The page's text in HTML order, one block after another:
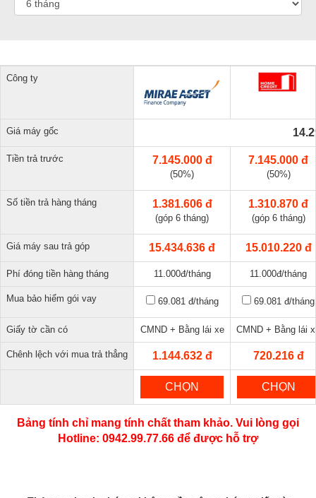
Công ty
Giá máy gốc
Tiền trả trước 7.145.000 đ
(50%)
7.145.000 đ
(50%)
Số tiền trả hàng tháng 1.381.606 đ
(góp 6 tháng)
1.310.870 đ
(góp 6 tháng)
Giá máy sau trả góp 15.434.636 đ 15.010.220 đ
Phí đóng tiền hàng tháng 11.000đ/tháng 11.000đ/tháng
Mua bảo hiểm gói vay 69.081 đ/tháng 69.081 đ/tháng
Giấy tờ cần có CMND + Bằng lái xe CMND + Bằng lái
Chênh lệch với mua trả thẳng 1.144.632 đ 720.216 đ
CHỌN CHỌN
Bảng tính chỉ mang tính chất tham khảo. Vui lòng gọi
Hotline: 0942.99.77.66 để được hỗ trợ